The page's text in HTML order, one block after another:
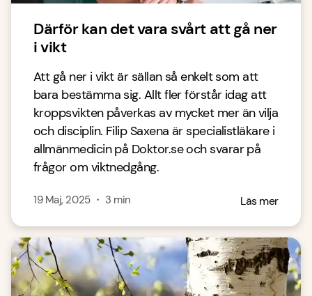
Därför kan det vara svårt att gå ner
i vikt
Att gå ner i vikt är sällan så enkelt som att
bara bestämma sig. Allt fler förstår idag att
kroppsvikten påverkas av mycket mer än vilja
och disciplin. Filip Saxena är specialistläkare i
allmänmedicin på Doktor.se och svarar på
frågor om viktnedgång.
19 Maj, 2025・ 3 min Läs mer